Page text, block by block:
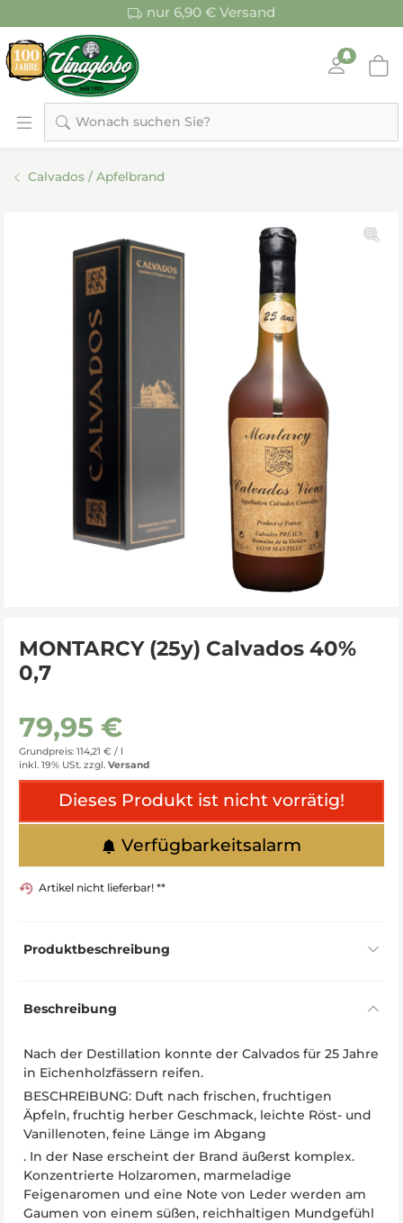
nur 6,90 € Versand
Wonach suchen Sie?
Calvados / Apfelbrand
MONTARCY (25y) Calvados 40%
0,7
79,95 €
Grundpreis: 114,21 € / l
inkl. 19% USt. zzgl. Versand
Dieses Produkt ist nicht vorrätig!
Verfügbarkeitsalarm
Artikel nicht lieferbar! **
Produktbeschreibung
Beschreibung
Nach der Destillation konnte der Calvados für 25 Jahre
in Eichenholzfässern reifen.
BESCHREIBUNG: Duft nach frischen, fruchtigen
Äpfeln, fruchtig herber Geschmack, leichte Röst- und
Vanillenoten, feine Länge im Abgang
. In der Nase erscheint der Brand äußerst komplex.
Konzentrierte Holzaromen, marmeladige
Feigenaromen und eine Note von Leder werden am
Gaumen von einem süßen, reichhaltigen Mundgefühl